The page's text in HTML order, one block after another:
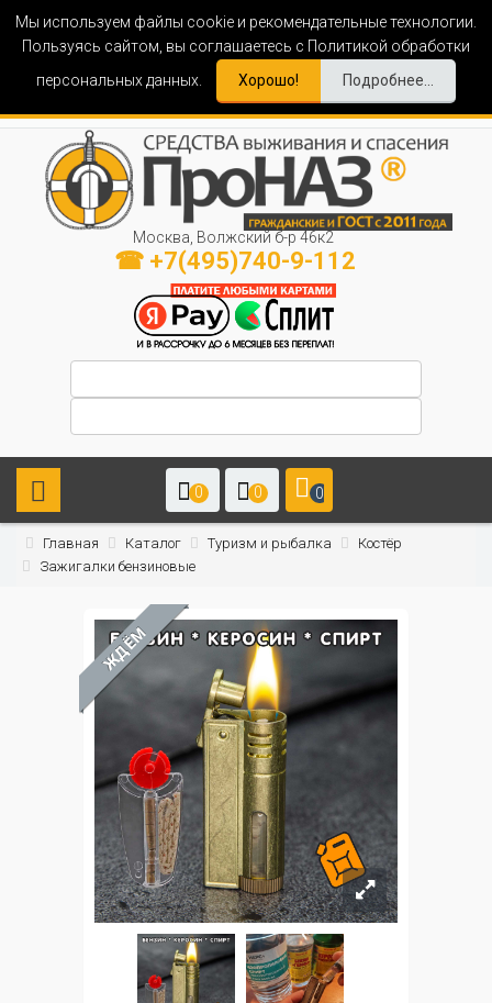
Мы используем файлы cookie и рекомендательные технологии.
Пользуясь сайтом, вы соглашаетесь с Политикой обработки
персональных данных.
Хорошо! Подробнее...
Москва, Волжский б-р 46к2
☎ +7(495)740-9-112
0 0 0
Главная Каталог Туризм и рыбалка
Костёр
Зажигалки бензиновые
ЖДЁМ